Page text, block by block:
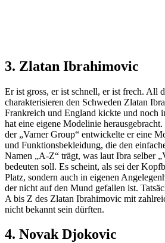
3. Zlatan Ibrahimovic
Er ist gross, er ist schnell, er ist frech. All
charakterisieren den Schweden Zlatan
Frankreich und England kickte und noch
hat eine eigene Modelinie
der „Varner Group“ entwickelte er eine
und Funktionsbekleidung, die den
Namen „A-Z“ trägt, was laut Ibra selber
bedeuten soll. Es scheint, als sei der
Platz, sondern auch in eigenen
der nicht auf den Mund gefallen ist.
A bis Z des Zlatan Ibrahimovic mit
nicht bekannt sein dürften.
4. Novak Djokovic